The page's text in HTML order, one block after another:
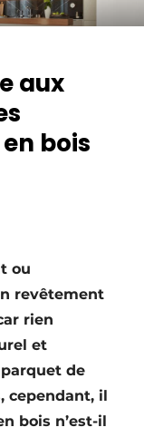
aux
bois
ou
revêtement
rien
et
de
cependant, il
bois n’est-il